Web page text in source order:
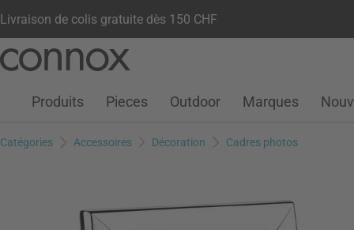
Livraison de colis gratuite dès 150 CHF
contenu
Votre compteListe de souhaits
Warenkorb
Produits Pieces Outdoor Marques
Catégories Accessoires Décoration Cadres photos